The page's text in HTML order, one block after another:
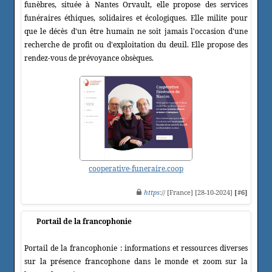
funèbres, située à Nantes Orvault, elle propose des services
funéraires éthiques, solidaires et écologiques. Elle milite pour
que le décès d'un être humain ne soit jamais l'occasion d'une
recherche de profit ou d'exploitation du deuil. Elle propose des
rendez-vous de prévoyance obsèques.
cooperative-funeraire.coop
https:// [France] [28-10-2024] [#6]
Portail de la francophonie
Portail de la francophonie : informations et ressources diverses
sur la présence francophone dans le monde et zoom sur la